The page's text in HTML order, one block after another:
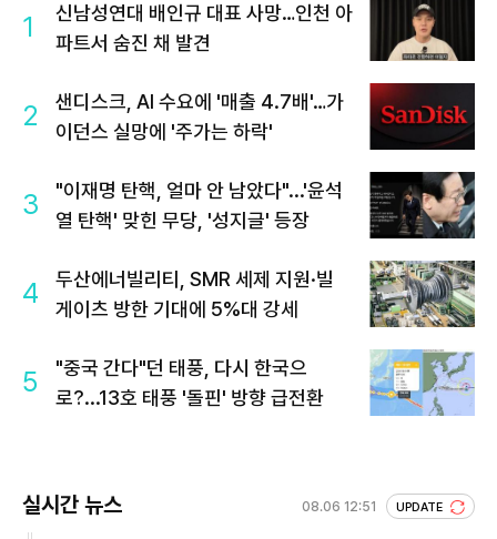
1
신남성연대 배인규 대표 사망…인천 아
파트서 숨진 채 발견
2
샌디스크, AI 수요에 '매출 4.7배'…가
이던스 실망에 '주가는 하락'
3
"이재명 탄핵, 얼마 안 남았다"...'윤석
열 탄핵' 맞힌 무당, '성지글' 등장
4
두산에너빌리티, SMR 세제 지원·빌
게이츠 방한 기대에 5%대 강세
5
"중국 간다"던 태풍, 다시 한국으
로?...13호 태풍 '돌핀' 방향 급전환
실시간 뉴스 08.06 12:51 UPDATE